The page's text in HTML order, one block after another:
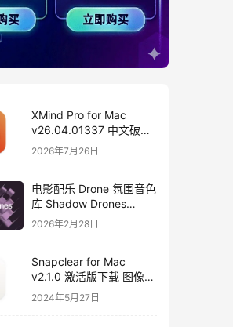
XMind Pro for Mac
v26.04.01337 中文破解
版下载 思维导图软件
2026年7月26日
电影配乐 Drone 氛围音色
库 Shadow Drones
Kontakt 采样库下载
2026年2月28日
Snapclear for Mac
v2.1.0 激活版下载 图像背
景删除软件
2024年5月27日